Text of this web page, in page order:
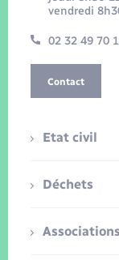
vendredi
02 32 49 70
Contact
Etat civil
Déchets
Associations